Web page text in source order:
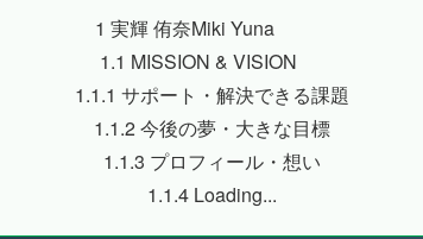
1 実輝 侑奈Miki Yuna
1.1 MISSION & VISION
1.1.1 サポート・解決できる課題
1.1.2今後の夢・大きな目標
1.1.3 プロフィール・想い
1.1.4Loading...